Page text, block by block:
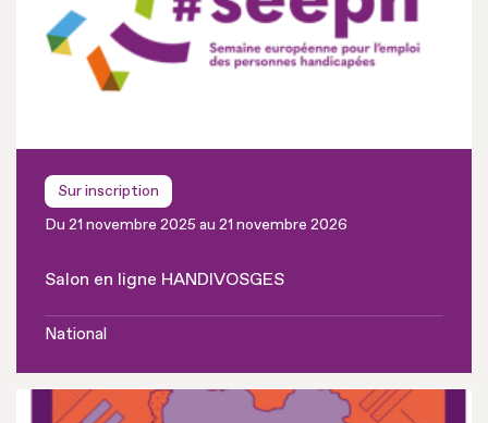
Sur inscription
Du 21 novembre 2025 au 21 novembre 2026
Salon en ligne HANDIVOSGES
National